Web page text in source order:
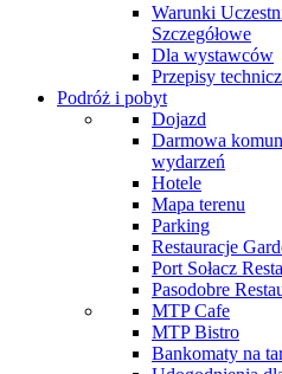
Warunki
Szczegółowe
Dla wystawców
Przepisy
Podróż i pobyt
Dojazd
Darmowa
wydarzeń
Hotele
Mapa terenu
Parking
Restauracje
Port Sołacz
Pasodobre
MTP Cafe
MTP Bistro
Bankomaty na